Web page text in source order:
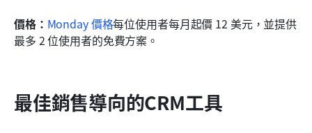
價格： Monday 價格每位使用者每月起價 12 美元，並提供
最多 2 位使用者的免費方案。
最佳銷售導向的CRM工具